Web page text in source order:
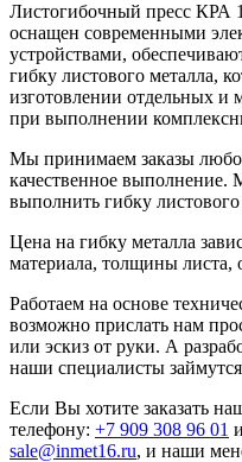
Листогибочный пресс КРА
оснащен современными
устройствами,
гибку листового металла,
изготовлении отдельных и
при выполнении
Мы принимаем заказы
качественное выполнение.
выполнить гибку
Цена на гибку металла
материала, толщины листа,
Работаем на основе
возможно прислать нам
или эскиз от руки. А
наши специалисты
Если Вы хотите заказать
телефону: +7 909 308 96 01
sale@inmet16.ru, и наши